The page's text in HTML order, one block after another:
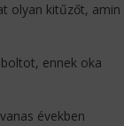
olyan kitűzőt, amin
ennek oka
években